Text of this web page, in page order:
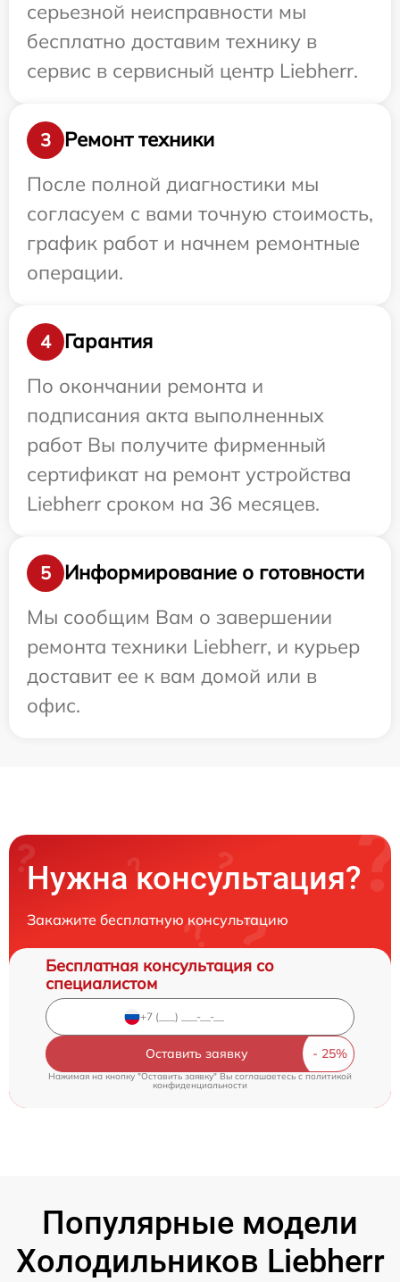
серьезной неисправности мы
бесплатно доставим технику в
сервис в сервисный центр Liebherr.
3
Ремонт техники
После полной диагностики мы
согласуем с вами точную стоимость,
график работ и начнем ремонтные
операции.
4
Гарантия
По окончании ремонта и
подписания акта выполненных
работ Вы получите фирменный
сертификат на ремонт устройства
Liebherr сроком на 36 месяцев.
5
Информирование о готовности
Мы сообщим Вам о завершении
ремонта техники Liebherr, и курьер
доставит ее к вам домой или в
офис.
Нужна консультация?
Закажите бесплатную консультацию
Бесплатная консультация со
специалистом
Оставить заявку
Нажимая на кнопку "Оставить заявку" Вы соглашаетесь cполитикой
конфиденциальности
Популярные модели
Холодильников Liebherr